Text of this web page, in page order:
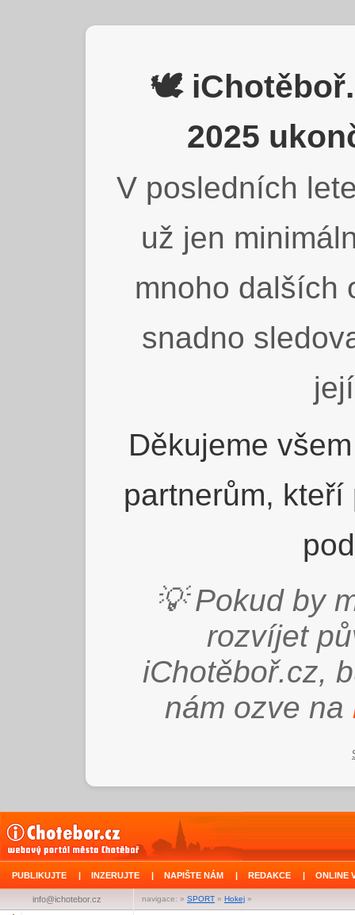
🕊️
2025
V posledních
už jen
mnoho dalších
snadno
Děkujeme
partnerům,
💡 Pokud by
rozvíjet
iChotěboř.cz,
nám ozve na
PUBLIKUJTE | INZERUJTE | NAPIŠTE NÁM | REDAKCE | ONLINE
navigace: » SPORT » Hokej »
info@ichotebor.cz